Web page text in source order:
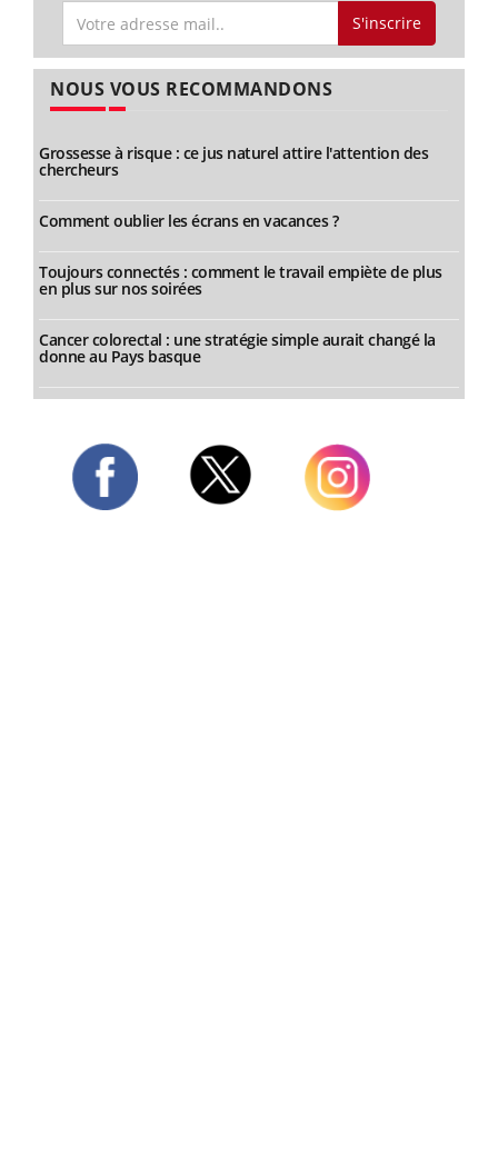
S'inscrire
NOUS VOUS RECOMMANDONS
Grossesse à risque : ce jus naturel attire l'attention des
chercheurs
Comment oublier les écrans en vacances ?
Toujours connectés : comment le travail empiète de plus
en plus sur nos soirées
Cancer colorectal : une stratégie simple aurait changé la
donne au Pays basque